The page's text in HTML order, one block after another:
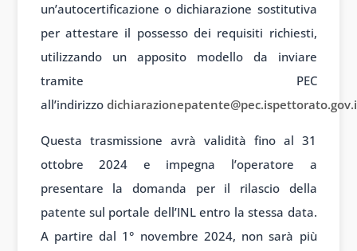
un’autocertificazione o dichiarazione sostitutiva
per attestare il possesso dei requisiti richiesti,
utilizzando un apposito modello da inviare
tramite PEC
all’indirizzo
Questa trasmissione avrà validità fino al 31
ottobre 2024 e impegna l’operatore a
presentare la domanda per il rilascio della
patente sul portale dell’INL entro la stessa data.
A partire dal 1° novembre 2024, non sarà più